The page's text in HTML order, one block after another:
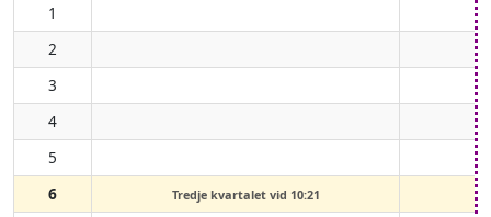
1
2
3
4
5
6
Tredje kvartalet vid 10:21